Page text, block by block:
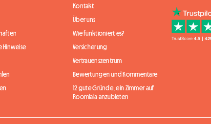
Hinweise
Kontakt
Über uns
Wie funktioniert es?
Versicherung
Vertrauenszentrum
Bewertungen und Kommentare
12 gute Gründe, ein Zimmer auf
Roomlala anzubieten